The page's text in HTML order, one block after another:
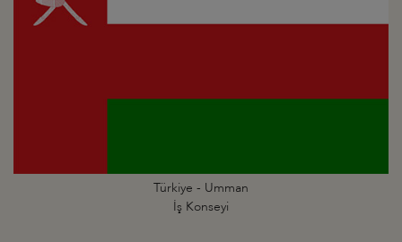
Türkiye - Umman
İş Konseyi